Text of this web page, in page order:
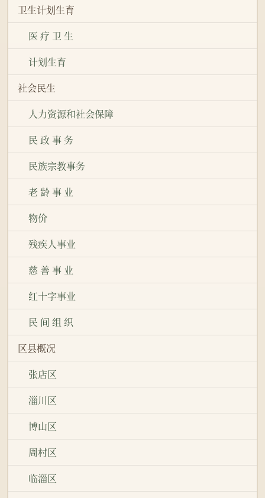
卫生计划生育
医 疗 卫 生
计划生育
社会民生
人力资源和社会保障
民 政 事 务
民族宗教事务
老 龄 事 业
物价
残疾人事业
慈 善 事 业
红十字事业
民 间 组 织
区县概况
张店区
淄川区
博山区
周村区
临淄区